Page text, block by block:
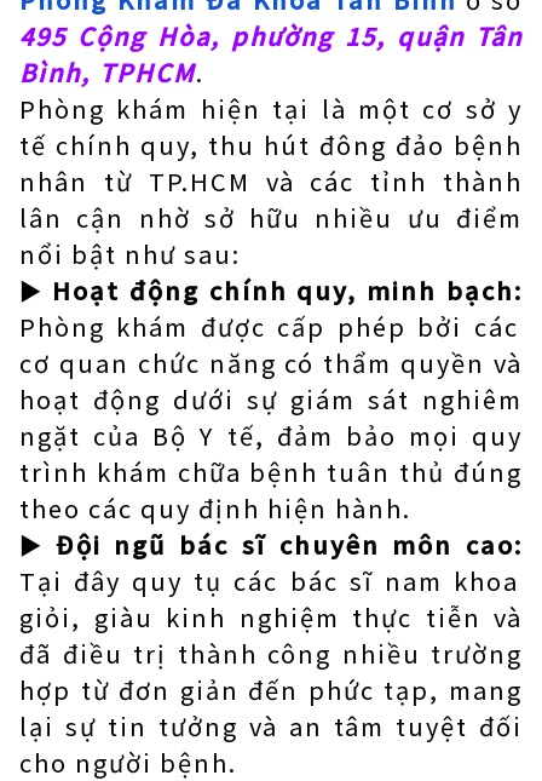
495 Cộng Hòa, phường 15, quận Tân
Bình, TPHCM.
Phòng khám hiện tại là một cơ sở y
tế chính quy, thu hút đông đảo bệnh
nhân từ TP.HCM và các tỉnh thành
lân cận nhờ sở hữu nhiều ưu điểm
nổi bật như sau:
► Hoạt động chính quy, minh bạch:
Phòng khám được cấp phép bởi các
cơ quan chức năng có thẩm quyền và
hoạt động dưới sự giám sát nghiêm
ngặt của Bộ Y tế, đảm bảo mọi quy
trình khám chữa bệnh tuân thủ đúng
theo các quy định hiện hành.
► Đội ngũ bác sĩ chuyên môn cao:
Tại đây quy tụ các bác sĩ nam khoa
giỏi, giàu kinh nghiệm thực tiễn và
đã điều trị thành công nhiều trường
hợp từ đơn giản đến phức tạp, mang
lại sự tin tưởng và an tâm tuyệt đối
cho người bệnh.